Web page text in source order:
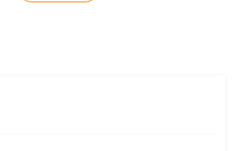
应急处置措施。
的评审
级安全生产监督管理部门，必要
很到位。